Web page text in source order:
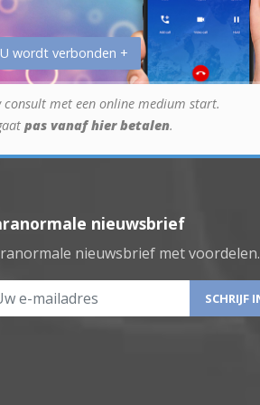
wordt verbonden +
consult met een online medium start.
pas vanaf hier betalen.
nieuwsbrief
nieuwsbrief met voordelen.
e-mailadres